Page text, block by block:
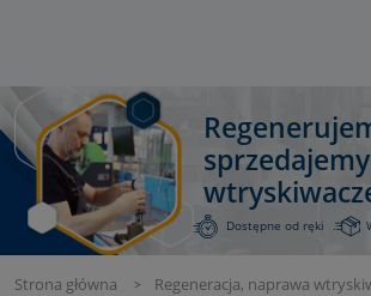
sprzedajemy
Dostępne od ręki
Strona główna Regeneracja, naprawa